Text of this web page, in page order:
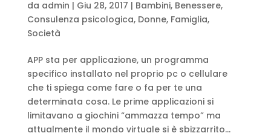
da admin | Giu 28, 2017 | Bambini, Benessere,
Consulenza psicologica, Donne, Famiglia,
Società
APP sta per applicazione, un programma
specifico installato nel proprio pc o cellulare
che ti spiega come fare o fa per te una
determinata cosa. Le prime applicazioni si
limitavano a giochini “ammazza tempo” ma
attualmente il mondo virtuale si è sbizzarrito...